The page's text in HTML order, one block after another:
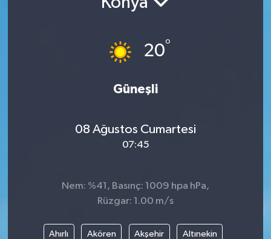
20°
Güneşli
08 Ağustos Cumartesi
07:45
Nem: %41, Basınç: 1009 hpa hPa,
Rüzgar: 1.00 m/s
Ahırlı Akören Akşehir Altınekin